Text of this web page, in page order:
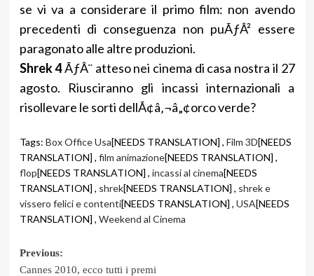
se vi va a considerare il primo film: non avendo
precedenti di conseguenza non puÃƒÂ² essere
paragonato alle altre produzioni.
Shrek 4ÃƒÂ¨ atteso nei cinema di casa nostra il 27
agosto. Riusciranno gli incassi internazionali a
risollevare le sorti dellÃ¢â‚¬â„¢orco verde?
Tags: Box Office Usa[NEEDS TRANSLATION] , Film 3D[NEEDS
TRANSLATION] , film animazione[NEEDS TRANSLATION] ,
flop[NEEDS TRANSLATION] , incassi al cinema[NEEDS
TRANSLATION] , shrek[NEEDS TRANSLATION] , shrek e
vissero felici e contenti[NEEDS TRANSLATION] , USA[NEEDS
TRANSLATION] , Weekend al Cinema
Post
Previous:
Cannes 2010, ecco tutti i premi